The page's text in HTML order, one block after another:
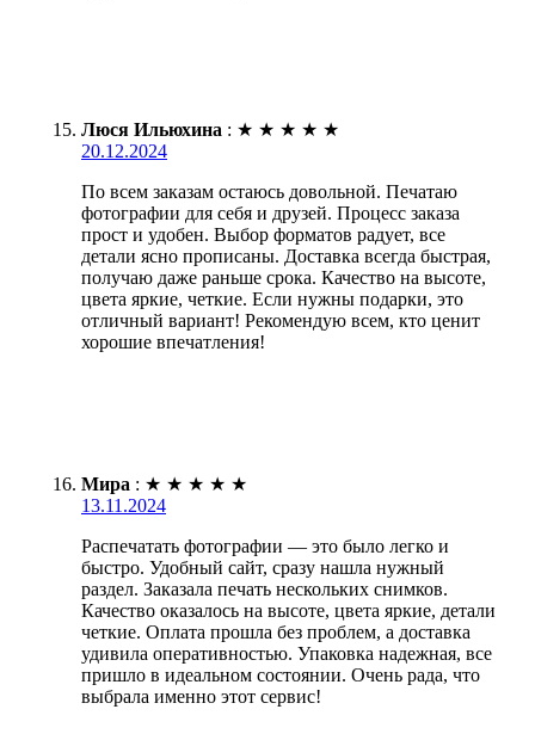
Люся Ильюхина : ★ ★ ★ ★ ★
20.12.2024
По всем заказам остаюсь довольной. Печатаю
фотографии для себя и друзей. Процесс заказа
прост и удобен. Выбор форматов радует, все
детали ясно прописаны. Доставка всегда быстрая,
получаю даже раньше срока. Качество на высоте,
цвета яркие, четкие. Если нужны подарки, это
отличный вариант! Рекомендую всем, кто ценит
хорошие впечатления!
Мира : ★ ★ ★ ★ ★
13.11.2024
Распечатать фотографии — это было легко и
быстро. Удобный сайт, сразу нашла нужный
раздел. Заказала печать нескольких снимков.
Качество оказалось на высоте, цвета яркие, детали
четкие. Оплата прошла без проблем, а доставка
удивила оперативностью. Упаковка надежная, все
пришло в идеальном состоянии. Очень рада, что
выбрала именно этот сервис!